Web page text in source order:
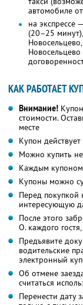
автомобиле
на экспрессе
(20–25
КАК РАБОТАЕТ
Внимание!
стоимости.
месте
Купон
Можно купить
Каждым купоном
Купоны можно
Перед покупкой
интересующую
После этого
О. каждого
Предъявите
водительские
электронный
Об отмене
считаться
Перенести дату